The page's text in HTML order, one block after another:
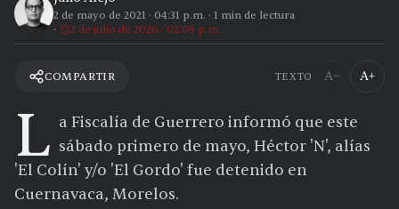
2 de mayo de 2021 · 04:31 p.m. · 1 min de lectura
2 de julio de 2026 · 02:09 p.m.
COMPARTIR TEXTO A− A+
L a Fiscalía de Guerrero informó que este
sábado primero de mayo, Héctor 'N', alías
'El Colín' y/o 'El Gordo' fue detenido en
Cuernavaca, Morelos.